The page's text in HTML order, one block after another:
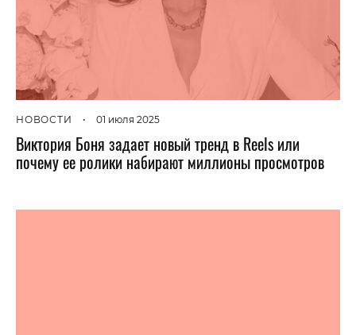
НОВОСТИ • 01 июля 2025
Виктория Боня задает новый тренд в Reels или
почему ее ролики набирают миллионы просмотров